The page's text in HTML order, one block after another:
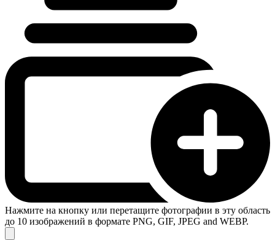
Нажмите на кнопку или перетащите фотографии в эту область
до 10 изображений в формате PNG, GIF, JPEG and WEBP.